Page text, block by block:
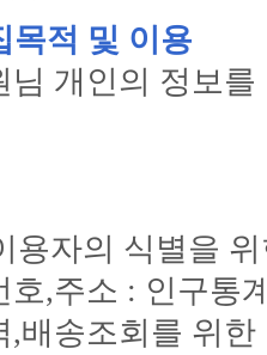
목적 및 이용
님 개인의 정보
용자의 식별을
호,주소 : 인구통
,배송조회를 위한